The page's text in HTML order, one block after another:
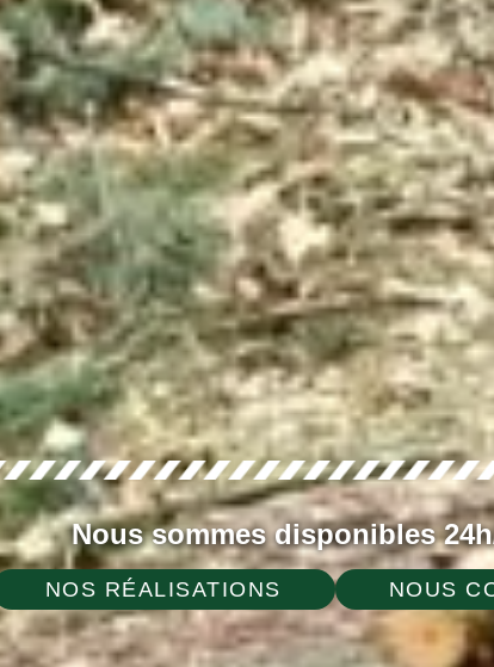
Nous sommes disponibles
NOS RÉALISATIONS NOUS